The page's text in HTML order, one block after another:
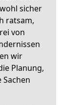
sicher
ratsam,
von
wir
Planung,